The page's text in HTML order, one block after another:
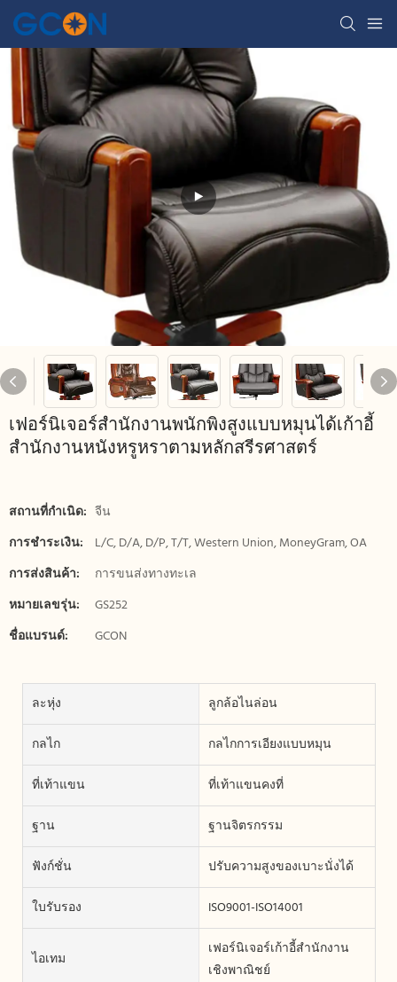
เฟอร์นิเจอร์สำนักงานพนักพิงสูงแบบหมุนได้เก้าอี้
สำนักงานหนังหรูหราตามหลักสรีรศาสตร์
สถานที่กำเนิด: จีน
การชำระเงิน:
L/C, D/A, D/P, T/T, Western Union, MoneyGram, OA
การส่งสินค้า:
การขนส่งทางทะเล
หมายเลขรุ่น:
GS252
ชื่อแบรนด์:
GCON
ละหุ่ง
ลูกล้อไนล่อน
กลไก
กลไกการเอียงแบบหมุน
ที่เท้าแขน
ที่เท้าแขนคงที่
ฐาน
ฐานจิตรกรรม
ฟังก์ชั่น
ปรับความสูงของเบาะนั่งได้
ใบรับรอง
ISO9001-ISO14001
ไอเทม
เฟอร์นิเจอร์เก้าอี้สำนักงาน
เชิงพาณิชย์